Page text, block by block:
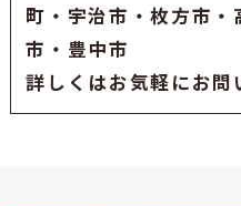
町・ 宇治市 ・枚方市
市・豊中市
詳しくはお気軽にお問